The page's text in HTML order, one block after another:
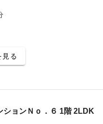
見る
ションＮｏ．６ 1階 2LDK